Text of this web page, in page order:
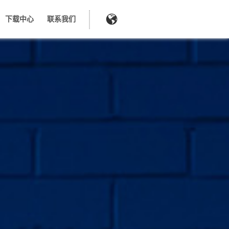
下载中心 联系我们